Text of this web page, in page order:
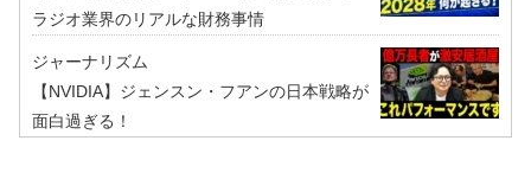
ラジオ業界のリアルな財務事情
ジャーナリズム
【NVIDIA】ジェンスン・フアンの日本戦略が
面白過ぎる！